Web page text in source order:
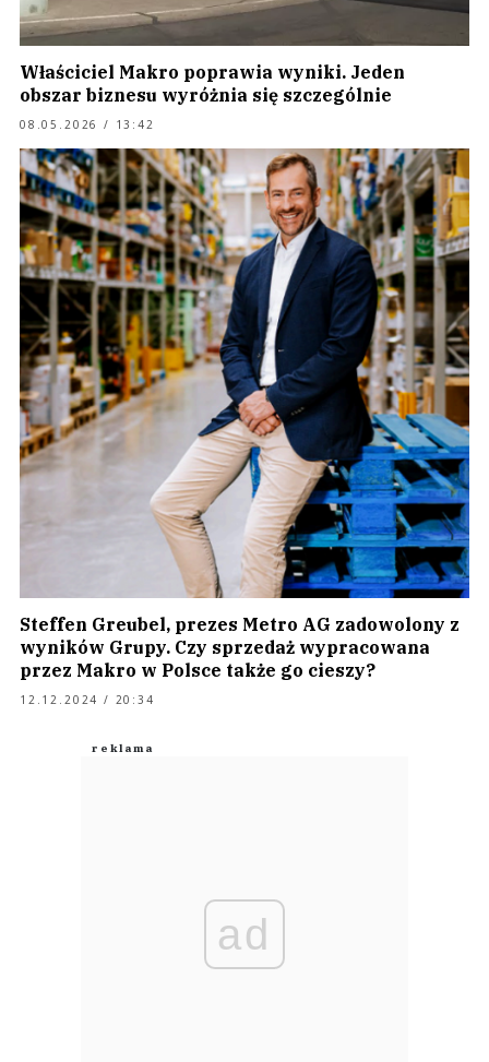
Właściciel Makro poprawia wyniki. Jeden
obszar biznesu wyróżnia się szczególnie
08.05.2026 / 13:42
Steffen Greubel, prezes Metro AG zadowolony z
wyników Grupy. Czy sprzedaż wypracowana
przez Makro w Polsce także go cieszy?
12.12.2024 / 20:34
ad